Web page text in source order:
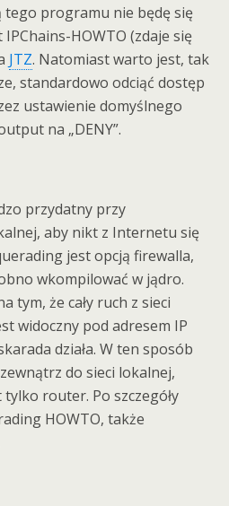
tego programu nie będę się
HOWTO (zdaje się
JTZ. Natomiast warto jest, tak
standardowo odciąć dostęp
ustawienie domyślnego
na „DENY”.
przydatny przy
aby nikt z Internetu się
jest opcją firewalla,
wkompilować w jądro.
tym, że cały ruch z sieci
widoczny pod adresem IP
działa. W ten sposób
do sieci lokalnej,
router. Po szczegóły
HOWTO, także